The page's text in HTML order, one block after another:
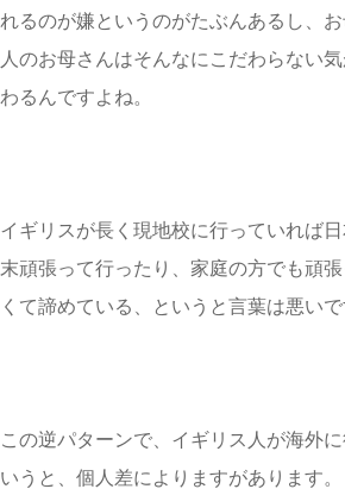
れるのが嫌というのがたぶんあるし、
人のお母さんはそんなにこだわらない
わるんですよね。
イギリスが長く現地校に行っていれば
末頑張って行ったり、家庭の方でも頑
くて諦めている、というと言葉は悪い
この逆パターンで、イギリス人が海外
いうと、個人差によりますがあります。